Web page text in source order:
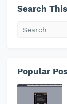
Search
Popular